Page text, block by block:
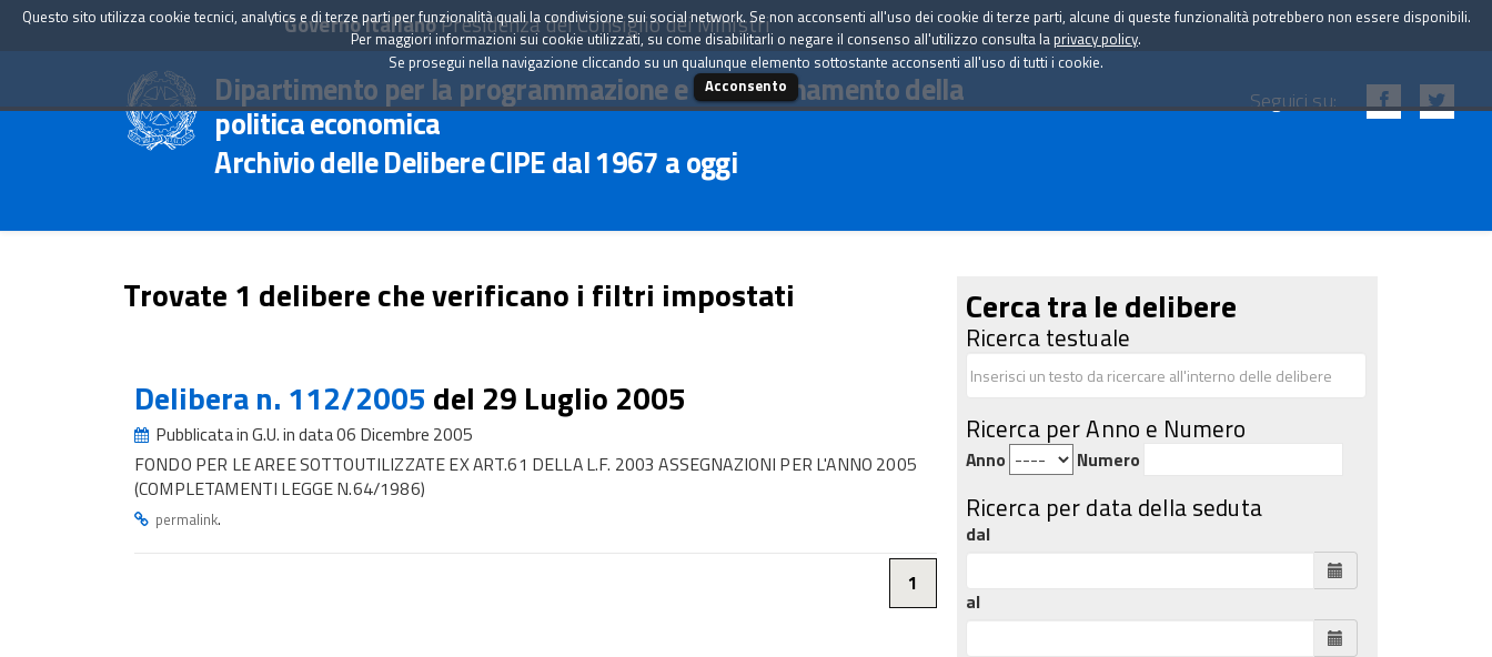
Governo ItalianoPresidenza del Consiglio dei Ministri
Dipartimento per la programmazione e il coordinamento della
politica economica
Archivio delle Delibere CIPE dal 1967 a oggi
Seguici su:
Trovate 1 delibere che verificano i filtri impostati
Delibera n. 112/2005 del 29 Luglio 2005
Pubblicata in G.U. in data 06 Dicembre 2005
FONDO PER LE AREE SOTTOUTILIZZATE EX ART.61 DELLA L.F. 2003 ASSEGNAZIONI PER L'ANNO 2005
(COMPLETAMENTI LEGGE N.64/1986)
permalink.
1
Cerca tra le delibere
Ricerca testuale
Ricerca per Anno e Numero
Anno Numero
Ricerca per data della seduta
dal
al
Questo sito utilizza cookie tecnici, analytics e di terze parti per funzionalità quali la condivisione sui social network. Se non acconsenti all'uso dei cookie di terze parti, alcune di queste funzionalità potrebbero non essere disponibili.
Per maggiori informazioni sui cookie utilizzati, su come disabilitarli o negare il consenso all'utilizzo consulta la privacy policy.
Se prosegui nella navigazione cliccando su un qualunque elemento sottostante acconsenti all'uso di tutti i cookie.
Acconsento